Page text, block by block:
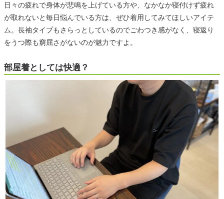
日々の疲れで身体が悲鳴を上げている方や、なかなか寝付けず疲れ
が取れないと毎日悩んでいる方は、ぜひ着用してみてほしいアイテ
ム。長袖タイプもさらっとしているのでごわつき感がなく、寝返り
をうつ際も窮屈さがないのが魅力ですよ。
部屋着としては快適？